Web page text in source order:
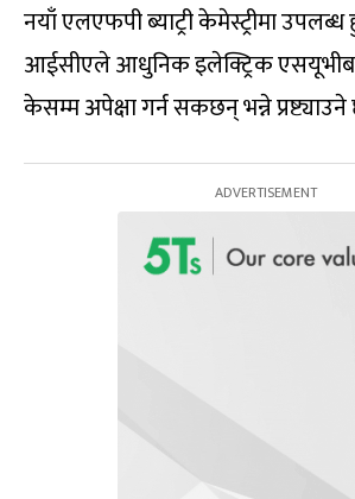
नयाँ एलएफपी ब्याट्री केमेस्ट्रीमा
आईसीएले आधुनिक इलेक्ट्रिक
केसम्म अपेक्षा गर्न सकछन् भन्ने प्रष्ट्याउने